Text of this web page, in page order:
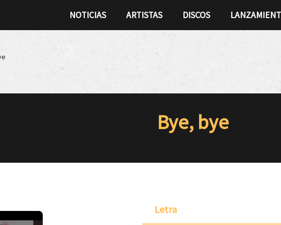
NOTICIAS ARTISTAS DISCOS
Bye, bye
Letra